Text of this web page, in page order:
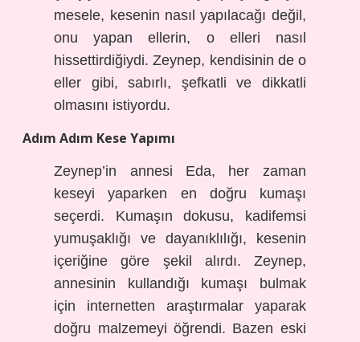
mesele, kesenin nasıl yapılacağı değil,
onu yapan ellerin, o elleri nasıl
hissettirdiğiydi. Zeynep, kendisinin de o
eller gibi, sabırlı, şefkatli ve dikkatli
olmasını istiyordu.
Adım Adım Kese Yapımı
Zeynep’in annesi Eda, her zaman
keseyi yaparken en doğru kumaşı
seçerdi. Kumaşın dokusu, kadifemsi
yumuşaklığı ve dayanıklılığı, kesenin
içeriğine göre şekil alırdı. Zeynep,
annesinin kullandığı kumaşı bulmak
için internetten araştırmalar yaparak
doğru malzemeyi öğrendi. Bazen eski